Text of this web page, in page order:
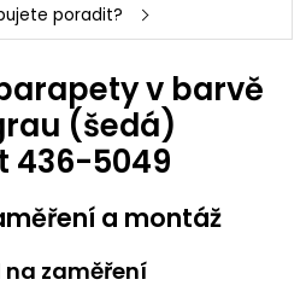
poradit?
v barvě
(šedá)
436-5049
a montáž
na zaměření